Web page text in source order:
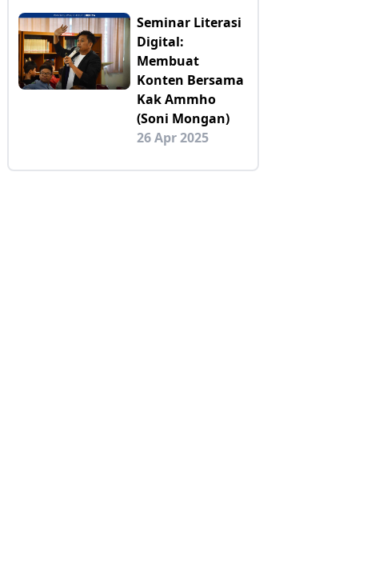
Seminar Literasi
Digital:
Membuat
Konten Bersama
Kak Ammho
(Soni Mongan)
26 Apr 2025